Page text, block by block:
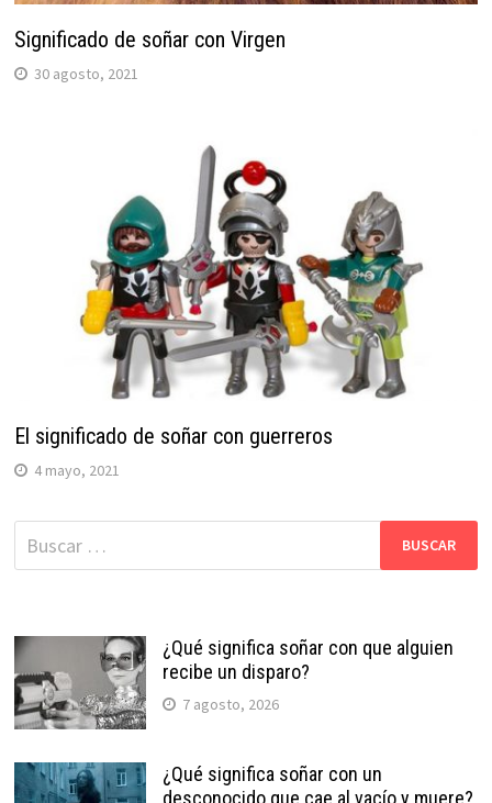
Significado de soñar con Virgen
30 agosto, 2021
El significado de soñar con guerreros
4 mayo, 2021
Buscar:
¿Qué significa soñar con que alguien
recibe un disparo?
7 agosto, 2026
¿Qué significa soñar con un
desconocido que cae al vacío y muere?